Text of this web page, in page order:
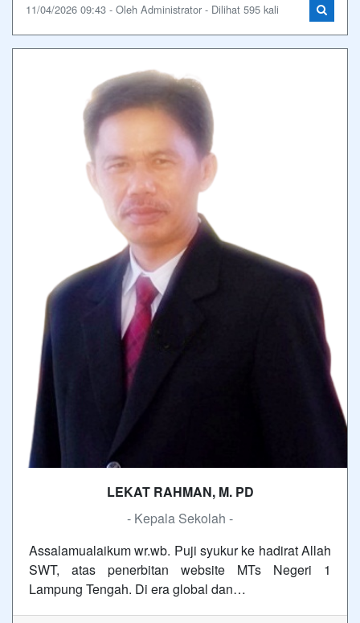
11/04/2026 09:43 - Oleh Administrator - Dilihat 595 kali
LEKAT RAHMAN, M. PD
- Kepala Sekolah -
Assalamualaikum wr.wb. Puji syukur ke hadirat Allah
SWT, atas penerbitan website MTs Negeri 1
Lampung Tengah. Di era global dan…